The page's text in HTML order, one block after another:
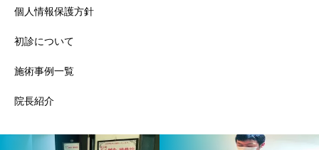
個人情報保護方針
初診について
施術事例一覧
院長紹介